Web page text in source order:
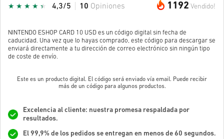
1192 Vendido!
4,3/5 10 Opiniones
NINTENDO ESHOP CARD 10 USD es un código digital sin fecha de
caducidad. Una vez que lo hayas comprado, este código para descargar se
enviará directamente a tu dirección de correo electrónico sin ningún tipo
de coste de envío.
Este es un producto digital. El código será enviado vía email. Puede recibir
más de un código para algunos productos.
Excelencia al cliente: nuestra promesa respaldada por
resultados.
El 99,9% de los pedidos se entregan en menos de 60 segundos.